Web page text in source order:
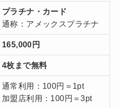
プラチナ・カード
通称：アメックスプラチナ
165,000円
4枚まで無料
通常利用：100円＝1pt
加盟店利用：100円＝3pt